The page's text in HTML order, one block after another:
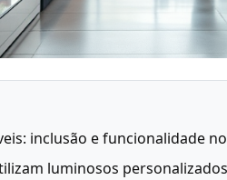
inclusão e funcionalidade
luminosos personalizados